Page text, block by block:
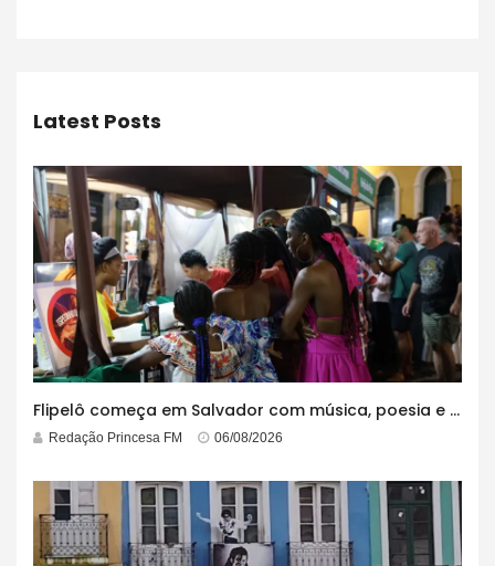
Latest Posts
Flipelô começa em Salvador com música, poesia e grande participação
Redação Princesa FM 06/08/2026